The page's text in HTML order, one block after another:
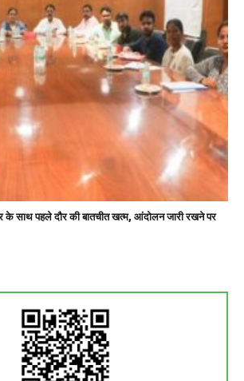
के साथ पहले दौर की बातचीत खत्म, आंदोलन जारी रखने पर